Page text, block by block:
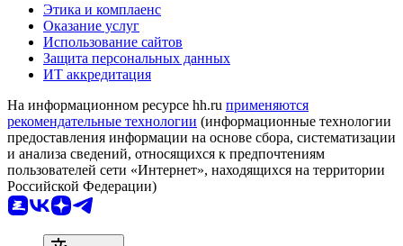
Этика и комплаенс
Оказание услуг
Использование сайтов
Защита персональных данных
ИТ аккредитация
На информационном ресурсе hh.ru применяются
рекомендательные технологии (информационные технологии
предоставления информации на основе сбора, систематизации
и анализа сведений, относящихся к предпочтениям
пользователей сети «Интернет», находящихся на территории
Российской Федерации)